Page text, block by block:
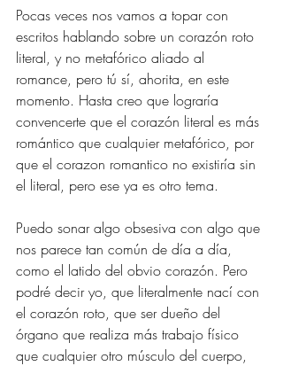
Pocas veces nos vamos a topar con
escritos hablando sobre un corazón roto
literal, y no metafórico aliado al
romance, pero tú sí, ahorita, en este
momento. Hasta creo que lograría
convencerte que el corazón literal es más
romántico que cualquier metafórico, por
que el corazon romantico no existiría sin
el literal, pero ese ya es otro tema.
Puedo sonar algo obsesiva con algo que
nos parece tan común de día a día,
como el latido del obvio corazón. Pero
podré decir yo, que literalmente nací con
el corazón roto, que ser dueño del
órgano que realiza más trabajo físico
que cualquier otro músculo del cuerpo,